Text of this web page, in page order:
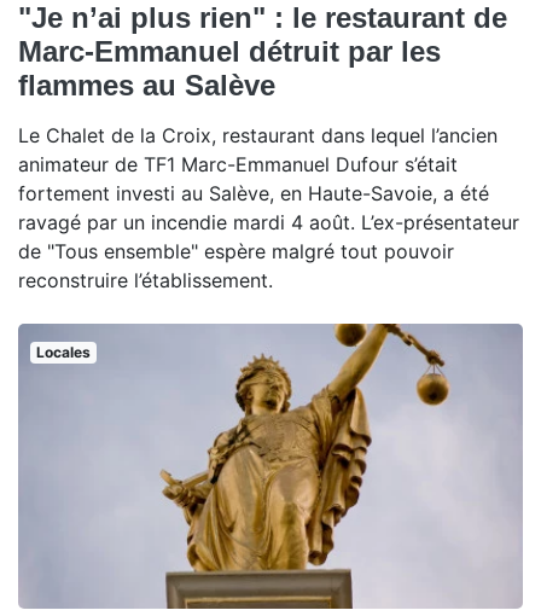
"Je n’ai plus rien" : le restaurant de
Marc-Emmanuel détruit par les
flammes au Salève
Le Chalet de la Croix, restaurant dans lequel l’ancien
animateur de TF1 Marc-Emmanuel Dufour s’était
fortement investi au Salève, en Haute-Savoie, a été
ravagé par un incendie mardi 4 août. L’ex-présentateur
de "Tous ensemble" espère malgré tout pouvoir
reconstruire l’établissement.
Locales